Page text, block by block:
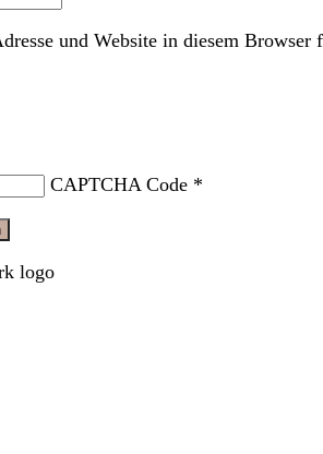
und Website in diesem Browser
CAPTCHA Code *